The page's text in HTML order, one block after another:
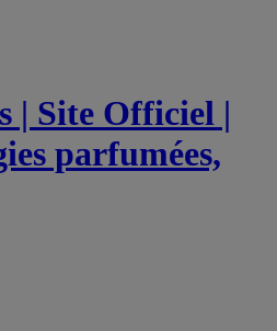
| Site Officiel |
parfumées,